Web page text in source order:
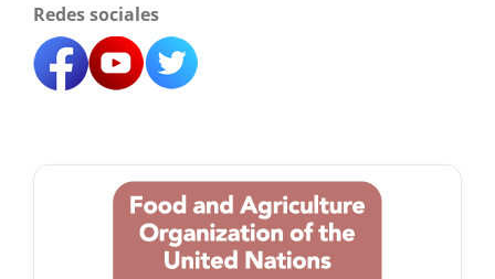
Redes sociales